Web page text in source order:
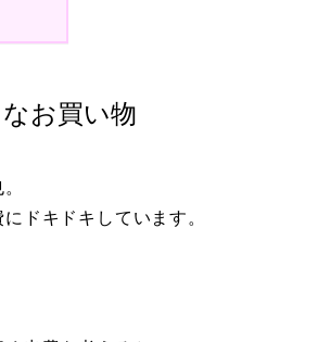
お買い物
ドキドキしています。